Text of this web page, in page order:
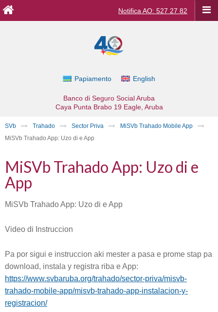
Notifica AO: 527 27 82
Papiamento English
Banco di Seguro Social Aruba
Caya Punta Brabo 19 Eagle, Aruba
SVb Trahado Sector Priva
MiSVb Trahado Mobile App
MiSVb Trahado App: Uzo di e App
MiSVb Trahado App: Uzo di e
App
MiSVb Trahado App: Uzo di e App
Video di Instruccion
Pa por sigui e instruccion aki mester a pasa e prome stap pa
download, instala y registra riba e App:
https://www.svbaruba.org/trahado/sector-priva/misvb-
trahado-mobile-app/misvb-trahado-app-instalacion-y-
registracion/